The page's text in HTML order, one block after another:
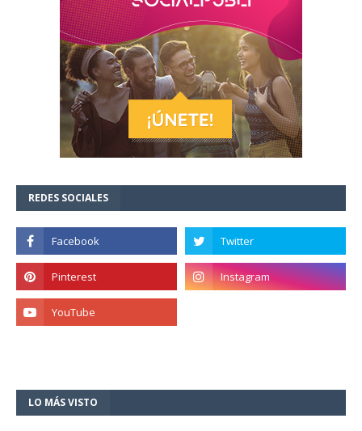
REDES SOCIALES
LO MÁS VISTO